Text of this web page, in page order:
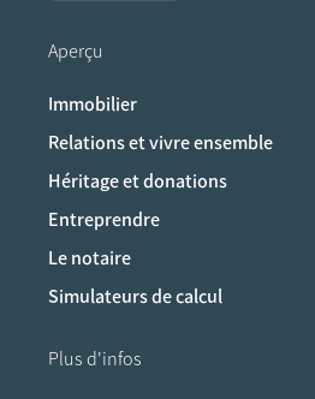
Aperçu
Immobilier
Relations et vivre ensemble
Héritage et donations
Entreprendre
Le notaire
Simulateurs de calcul
Plus d'infos